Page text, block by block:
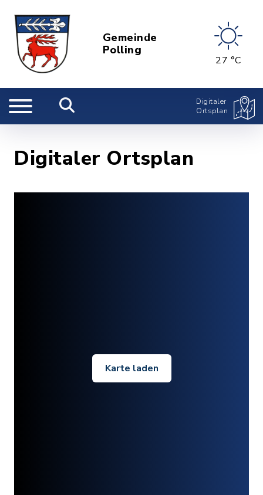
Gemeinde
Polling
27 °C
Digitaler
Ortsplan
Digitaler Ortsplan
Karte laden